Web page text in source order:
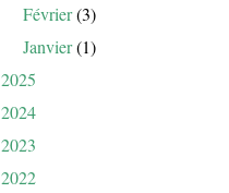
Février(3)
Janvier(1)
2025
2024
2023
2022